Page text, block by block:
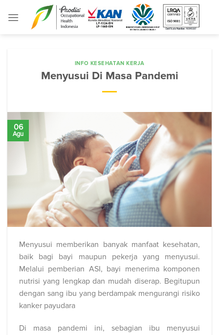
INFO KESEHATAN KERJA
Menyusui Di Masa Pandemi
06
Agu
Menyusui memberikan banyak manfaat kesehatan,
baik bagi bayi maupun pekerja yang menyusui.
Melalui pemberian ASI, bayi menerima komponen
nutrisi yang lengkap dan mudah diserap. Begitupun
dengan sang ibu yang berdampak mengurangi risiko
kanker payudara
Di masa pandemi ini, sebagian ibu menyusui